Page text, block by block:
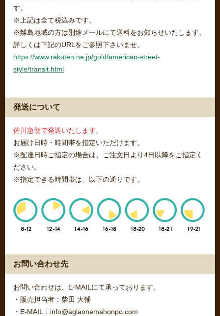
す。
※上記は全て税込みです。
※離島地域の方は別途メールにて送料をお知らせいたします。
詳しくは下記のURLをご参照下さいませ。
https://www.rakuten.ne.jp/gold/american-street-
style/transit.html
発送について
佐川急便で発送いたします。
お届け日時・時間帯を指定いただけます。
※配達日時ご指定の場合は、ご注文日より4日以降をご指定く
ださい。
※指定できる時間帯は、以下の通りです。
お問い合わせ先
お問い合わせは、E-MAILにて承っております。
・販売担当者：柴田 大輔
・E-MAIL：info@aglaonemahonpo.com